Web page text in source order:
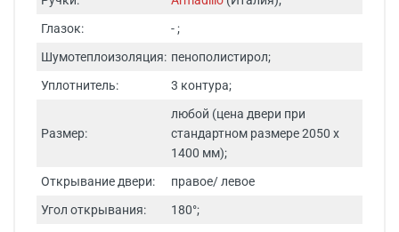
Глазок:
- ;
Шумотеплоизоляция: пенополистирол;
Уплотнитель:
3 контура;
Размер:
любой (цена двери при
стандартном размере 2050 х
1400 мм);
Открывание двери:
правое/ левое
Угол открывания:
180°;